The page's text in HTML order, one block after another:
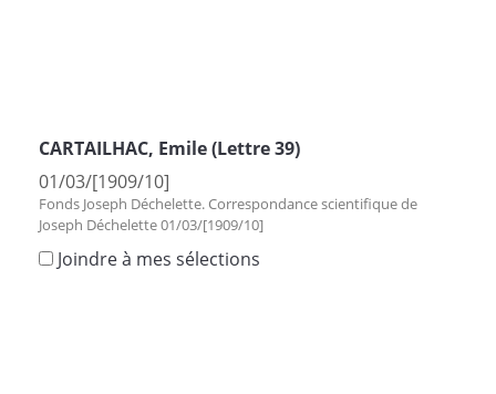
CARTAILHAC, Emile (Lettre 39)
01/03/[1909/10]
Fonds Joseph Déchelette. Correspondance scientifique de
Joseph Déchelette 01/03/[1909/10]
Joindre à mes sélections